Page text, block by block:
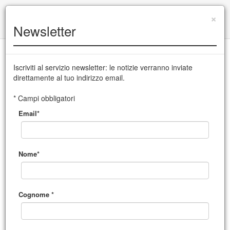
English version
CSS Teatro stabile di innovazione del Friuli Venezia Giulia
MENU
Giuseppe Battiston
sabato 24 ottobre
presenta alla stampa e al
pubblico il suo nuovo
×
Newsletter
Iscriviti al servizio newsletter: le notizie verranno inviate
direttamente al tuo indirizzo email.
* Campi obbligatori
Email*
Nome*
Cognome *